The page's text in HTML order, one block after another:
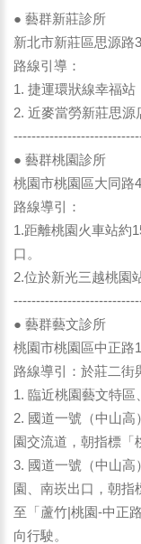
● 藝群新莊診所
新北市新莊區思源路
路線引導：
1. 捷運環狀線幸福站
2. 近麥當勞新莊思
● 藝群桃園診所
桃園市桃園區大同路
路線導引：
1.距離桃園火車站約
口。
2.位於新光三越桃園
● 藝群藝文診所
桃園市桃園區中正路
路線導引：於莊二街
1. 臨近桃園藝文特區
2. 國道一號（中山
園交流道，朝指標「
3. 國道一號（中山
園、南崁出口，朝指
至「蘆竹|桃園-中正
向行駛。